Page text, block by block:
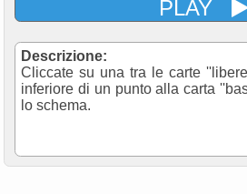
PLAY
Descrizione:
Cliccate su una tra le carte
inferiore di un punto alla carta
lo schema.